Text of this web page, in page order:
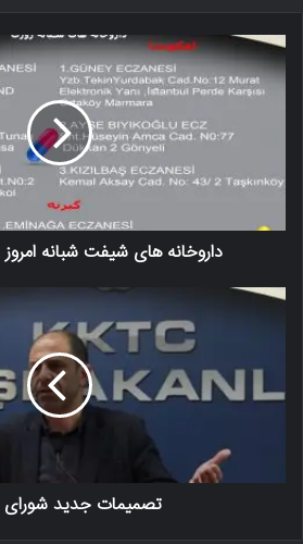
داروخانه های شیفت شبانه امروز 2020/04/22
تصمیمات جدید شورای